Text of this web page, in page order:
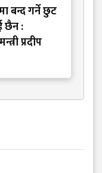
बन्द गर्ने छुट
छैन :
प्रदीप